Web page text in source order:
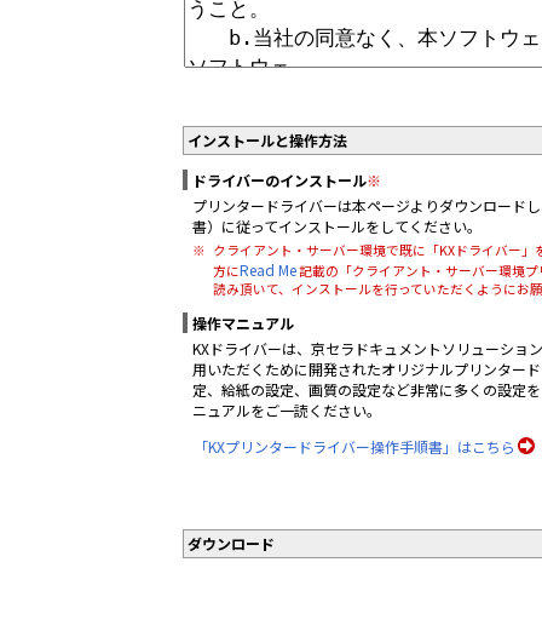
インストールと操作方法
ドライバーのインストール※
プリンタードライバーは本ページよりダウンロード
書）に従ってインストールをしてください。
※ クライアント・サーバー環境で既に「KXドライバー
方にRead Me記載の「クライアント・サーバー環境
読み頂いて、インストールを行っていただくようにお
操作マニュアル
KXドライバーは、京セラドキュメントソリューショ
用いただくために開発されたオリジナルプリンター
定、給紙の設定、画質の設定など非常に多くの設定
ニュアルをご一読ください。
「KXプリンタードライバー操作手順書」はこちら
ダウンロード